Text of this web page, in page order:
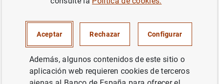
En el ejercicio de la función supervisora en materia de
conducta y transparencia informativa, el objetivo más
Aceptar Rechazar Configurar
Además, algunos contenidos de este sitio o
aplicación web requieren cookies de terceros